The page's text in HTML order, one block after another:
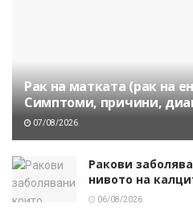
Рак на матката (рак на
Симптоми, причини,
07/08/2026
Ракови
нивото на
06/08/2026